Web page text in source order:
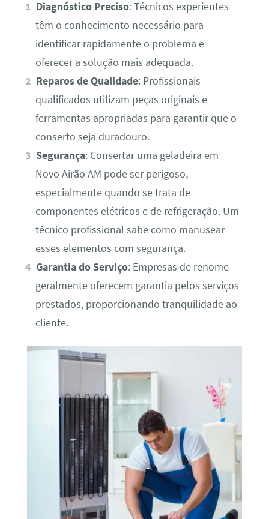
Diagnóstico Preciso: Técnicos experientes
têm o conhecimento necessário para
identificar rapidamente o problema e
oferecer a solução mais adequada.
Reparos de Qualidade: Profissionais
qualificados utilizam peças originais e
ferramentas apropriadas para garantir que o
conserto seja duradouro.
Segurança: Consertar uma geladeira em
Novo Airão AM pode ser perigoso,
especialmente quando se trata de
componentes elétricos e de refrigeração. Um
técnico profissional sabe como manusear
esses elementos com segurança.
Garantia do Serviço: Empresas de renome
geralmente oferecem garantia pelos serviços
prestados, proporcionando tranquilidade ao
cliente.